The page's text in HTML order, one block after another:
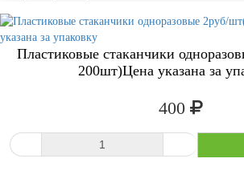
Пластиковые стаканчики
200шт)Цена указана за
400